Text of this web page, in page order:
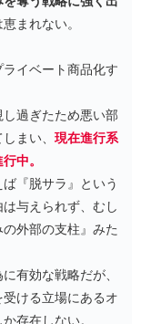
まれない。
イベート商品化す
過ぎたため悪い部
まい、 現在進行系
中。
『脱サラ』という
与えられず、むし
外部の支柱』みた
有効な戦略だが、
ける立場にあるオ
存在しない。